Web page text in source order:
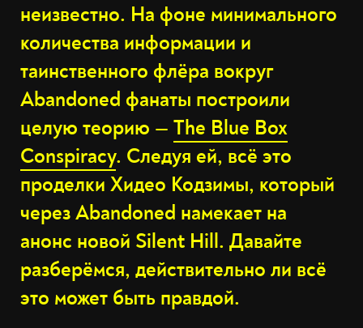
неизвестно. На фоне минимального
количества информации и
таинственного флёра вокруг
Abandoned фанаты построили
целую теорию — The Blue Box
Conspiracy. Следуя ей, всё это
проделки Хидео Кодзимы, который
через Abandoned намекает на
анонс новой Silent Hill. Давайте
разберёмся, действительно ли всё
это может быть правдой.